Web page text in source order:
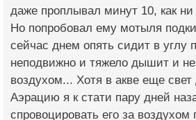
даже проплывал минут 10, как
Но попробовал ему мотыля
сейчас днем опять сидит в углу
неподвижно и тяжело дышит и
воздухом... Хотя в акве еще
Аэрацию я к стати пару дней
спровоцировать его за